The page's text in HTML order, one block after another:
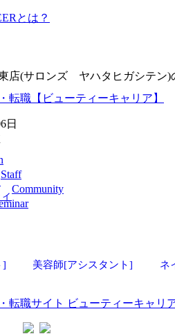
とは？
店(サロンズ ヤハタヒガシテン)
転職【ビューティーキャリア】
Staff
Community
] 美容師[アシスタント] ネ
転職サイト ビューティーキャリ